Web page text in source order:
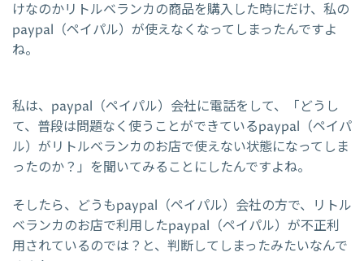
けなのかリトルベランカの商品を購入した時にだけ、私の
paypal（ペイパル）が使えなくなってしまったんですよ
ね。
私は、paypal（ペイパル）会社に電話をして、「どうし
て、普段は問題なく使うことができているpaypal（ペイパ
ル）がリトルベランカのお店で使えない状態になってしま
ったのか？」を聞いてみることにしたんですよね。
そしたら、どうもpaypal（ペイパル）会社の方で、リトル
ベランカのお店で利用したpaypal（ペイパル）が不正利
用されているのでは？と、判断してしまったみたいなんで